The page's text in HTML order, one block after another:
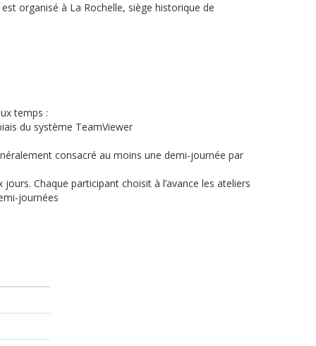
organisé à La Rochelle, siège historique de
temps :
du système TeamViewer
consacré au moins une demi-journée par
Chaque participant choisit à l’avance les ateliers
journées